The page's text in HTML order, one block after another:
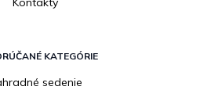
KATEGÓRIE
sedenie